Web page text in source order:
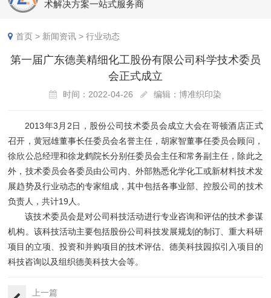
术解决方案一站式服务商
首页 > 新闻资讯 >行业动态
第一届广东德美精细化工股份有限公司科学技术委员
会正式成立
时间：2022-04-26 编辑：博准织印染
2013年3月2日，股份公司技术委员会成立大会在哥顿酒店正式
召开，黄冠雄董事长任委员会名誉主任，胡家智董事任委员会顾问，
徐欣公总经理和徐龙鹤院长分别任委员会主任和常务副主任，除此之
外，技术委员会各委员由公司内、外部熟悉化学化工或新材料技术发
展趋势及行业动态的专家组成，其中包括各事业部、控股公司的技术
负责人，共计19人。
该技术委员会是对公司科技活动进行专业咨询和评估的技术参谋
机构。该科技活动主要包括股份公司科技发展规划的制订、重大科研
项目的立项、投资和并购项目的技术评估、德美科技园拟引入项目的
科技咨询以及组织德美科技大会等。
上一篇